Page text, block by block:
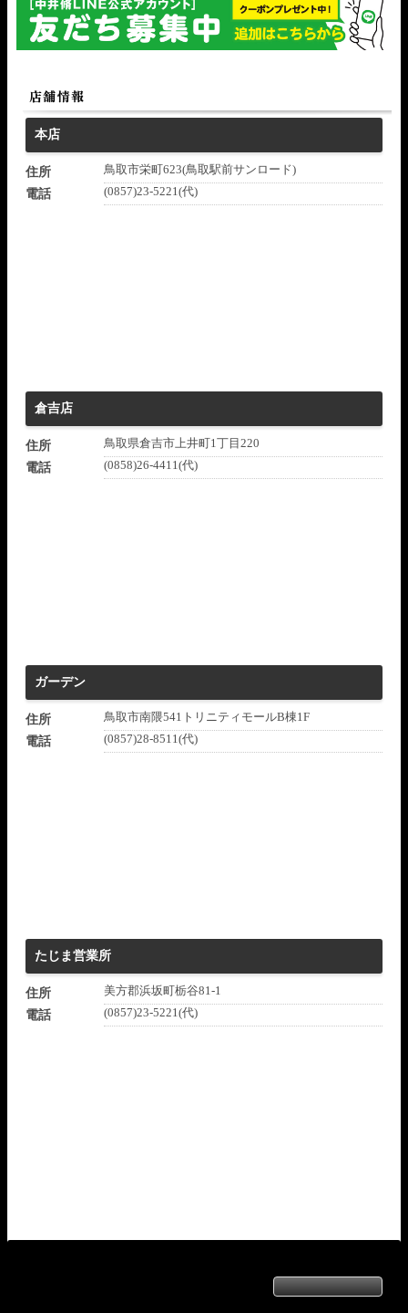
本店
住所
鳥取市栄町623(鳥取駅前サンロード)
電話
(0857)23-5221(代)
倉吉店
住所
鳥取県倉吉市上井町1丁目220
電話
(0858)26-4411(代)
ガーデン
住所
鳥取市南隈541トリニティモールB棟1F
電話
(0857)28-8511(代)
たじま営業所
住所
美方郡浜坂町栃谷81-1
電話
(0857)23-5221(代)